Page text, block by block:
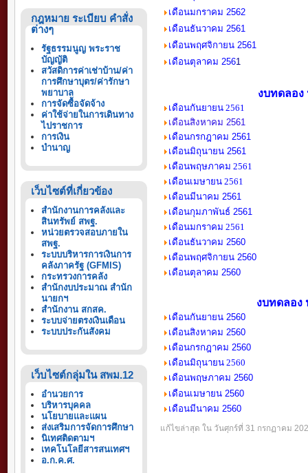
กฎหมาย ระเบียบ คำสั่ง
ต่างๆ
รัฐธรรมนูญ พระราช
บัญญัติ
สวัสดิการค่าเช่าบ้าน/ค่า
การศึกษาบุตร/ค่ารักษา
พยาบาล
การจัดซื้อจัดจ้าง
ค่าใช้จ่ายในการเดินทาง
ไปราชการ
การเงิน
บำนาญ
เว็บไซต์ที่เกี่ยวข้อง
สำนักงานการคลังและ
สินทรัพย์ สพฐ.
หน่วยตรวจสอบภายใน
สพฐ.
ระบบบริหารการเงินการ
คลังภาครัฐ (GFMIS)
กระทรวงการคลัง
สำนักงบประมาณ สำนัก
นายกฯ
สำนักงาน สกสค.
ระบบจ่ายตรงเงินเดือน
ระบบประกันสังคม
เว็บไซต์กลุ่มใน สพม.12
อำนวยการ
บริหารบุคคล
นโยบายและแผน
ส่งเสริมการจัดการศึกษา
นิเทศติดตามฯ
เทคโนโลยีสารสนเทศฯ
อ.ก.ค.ศ.
เดือนมกราคม 2562
เดือนธันวาคม 2561
เดือนพฤศจิกายน 2561
เดือนตุลาคม 2561
งบทดลอง
เดือนกันยายน 2561
เดือนสิงหาคม 2561
เดือนกรกฎาคม 2561
เดือนมิถุนายน 2561
เดือนพฤษภาคม 2561
เดือนเมษายน 2561
เดือนมีนาคม 2561
เดือนกุมภาพันธ์ 2561
เดือนมกราคม 2561
เดือนธันวาคม 2560
เดือนพฤศจิกายน 2560
เดือนตุลาคม 2560
งบทดลอง
เดือนกันยายน 2560
เดือนสิงหาคม 2560
เดือนกรกฎาคม 2560
เดือนมิถุนายน 2560
เดือนพฤษภาคม 2560
เดือนเมษายน 2560
เดือนมีนาคม 2560
แก้ไขล่าสุด ใน วันศุกร์ที่ 31 กรกฏาคม